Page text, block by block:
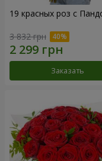
19 красных роз с
3 832 грн
Заказать